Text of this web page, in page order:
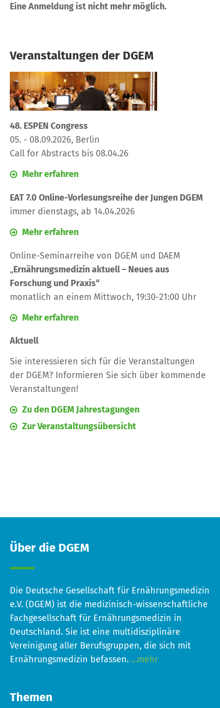
Eine Anmeldung ist nicht mehr möglich.
Veranstaltungen der DGEM
48. ESPEN Congress
05. - 08.09.2026, Berlin
Call for Abstracts bis 08.04.26
Mehr erfahren
EAT 7.0 Online-Vorlesungsreihe der Jungen DGEM
immer dienstags, ab 14.04.2026
Mehr erfahren
Online-Seminarreihe von DGEM und DAEM
„ Ernährungsmedizin aktuell – Neues aus
Forschung und Praxis“
monatlich an einem Mittwoch, 19:30-21:00 Uhr
Mehr erfahren
Aktuell
Sie interessieren sich für die Veranstaltungen
der DGEM? Informieren Sie sich über kommende
Veranstaltungen!
Zu den DGEM Jahrestagungen
Zur Veranstaltungsübersicht
Über die DGEM
Die Deutsche Gesellschaft für Ernährungsmedizin
e.V. (DGEM) ist die medizinisch-wissenschaftliche
Fachgesellschaft für Ernährungsmedizin in
Deutschland. Sie ist eine multidisziplinäre
Vereinigung aller Berufsgruppen, die sich mit
Ernährungsmedizin befassen. ...mehr
Themen